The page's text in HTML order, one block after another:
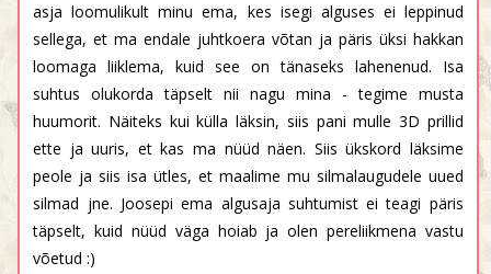
asja loomulikult minu ema, kes isegi alguses ei leppinud
sellega, et ma endale juhtkoera võtan ja päris üksi hakkan
loomaga liiklema, kuid see on tänaseks lahenenud. Isa
suhtus olukorda täpselt nii nagu mina - tegime musta
huumorit. Näiteks kui külla läksin, siis pani mulle 3D prillid
ette ja uuris, et kas ma nüüd näen. Siis ükskord läksime
peole ja siis isa ütles, et maalime mu silmalaugudele uued
silmad jne. Joosepi ema algusaja suhtumist ei teagi päris
täpselt, kuid nüüd väga hoiab ja olen pereliikmena vastu
võetud :)